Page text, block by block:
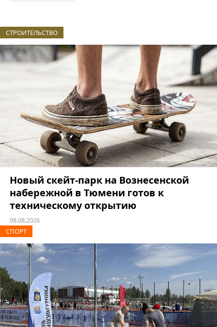
СТРОИТЕЛЬСТВО
Новый скейт-парк на Вознесенской
набережной в Тюмени готов к
техническому открытию
08.08.2026
СПОРТ